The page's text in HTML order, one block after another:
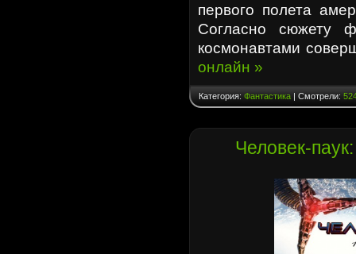
первого полета
Согласно сюжету
космонавтами
онлайн »
Категория: Фантастика | Смотрели:
Человек-